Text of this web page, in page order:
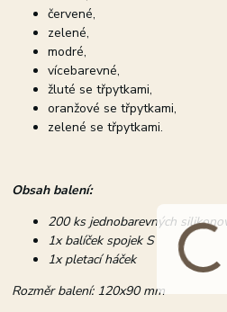
červené,
zelené,
modré,
vícebarevné,
žluté se třpytkami,
oranžové se třpytkami,
zelené se třpytkami.
Obsah balení:
200 ks jednobarevných
1x balíček spojek S
1x pletací háček
Rozměr balení: 120x90 mm